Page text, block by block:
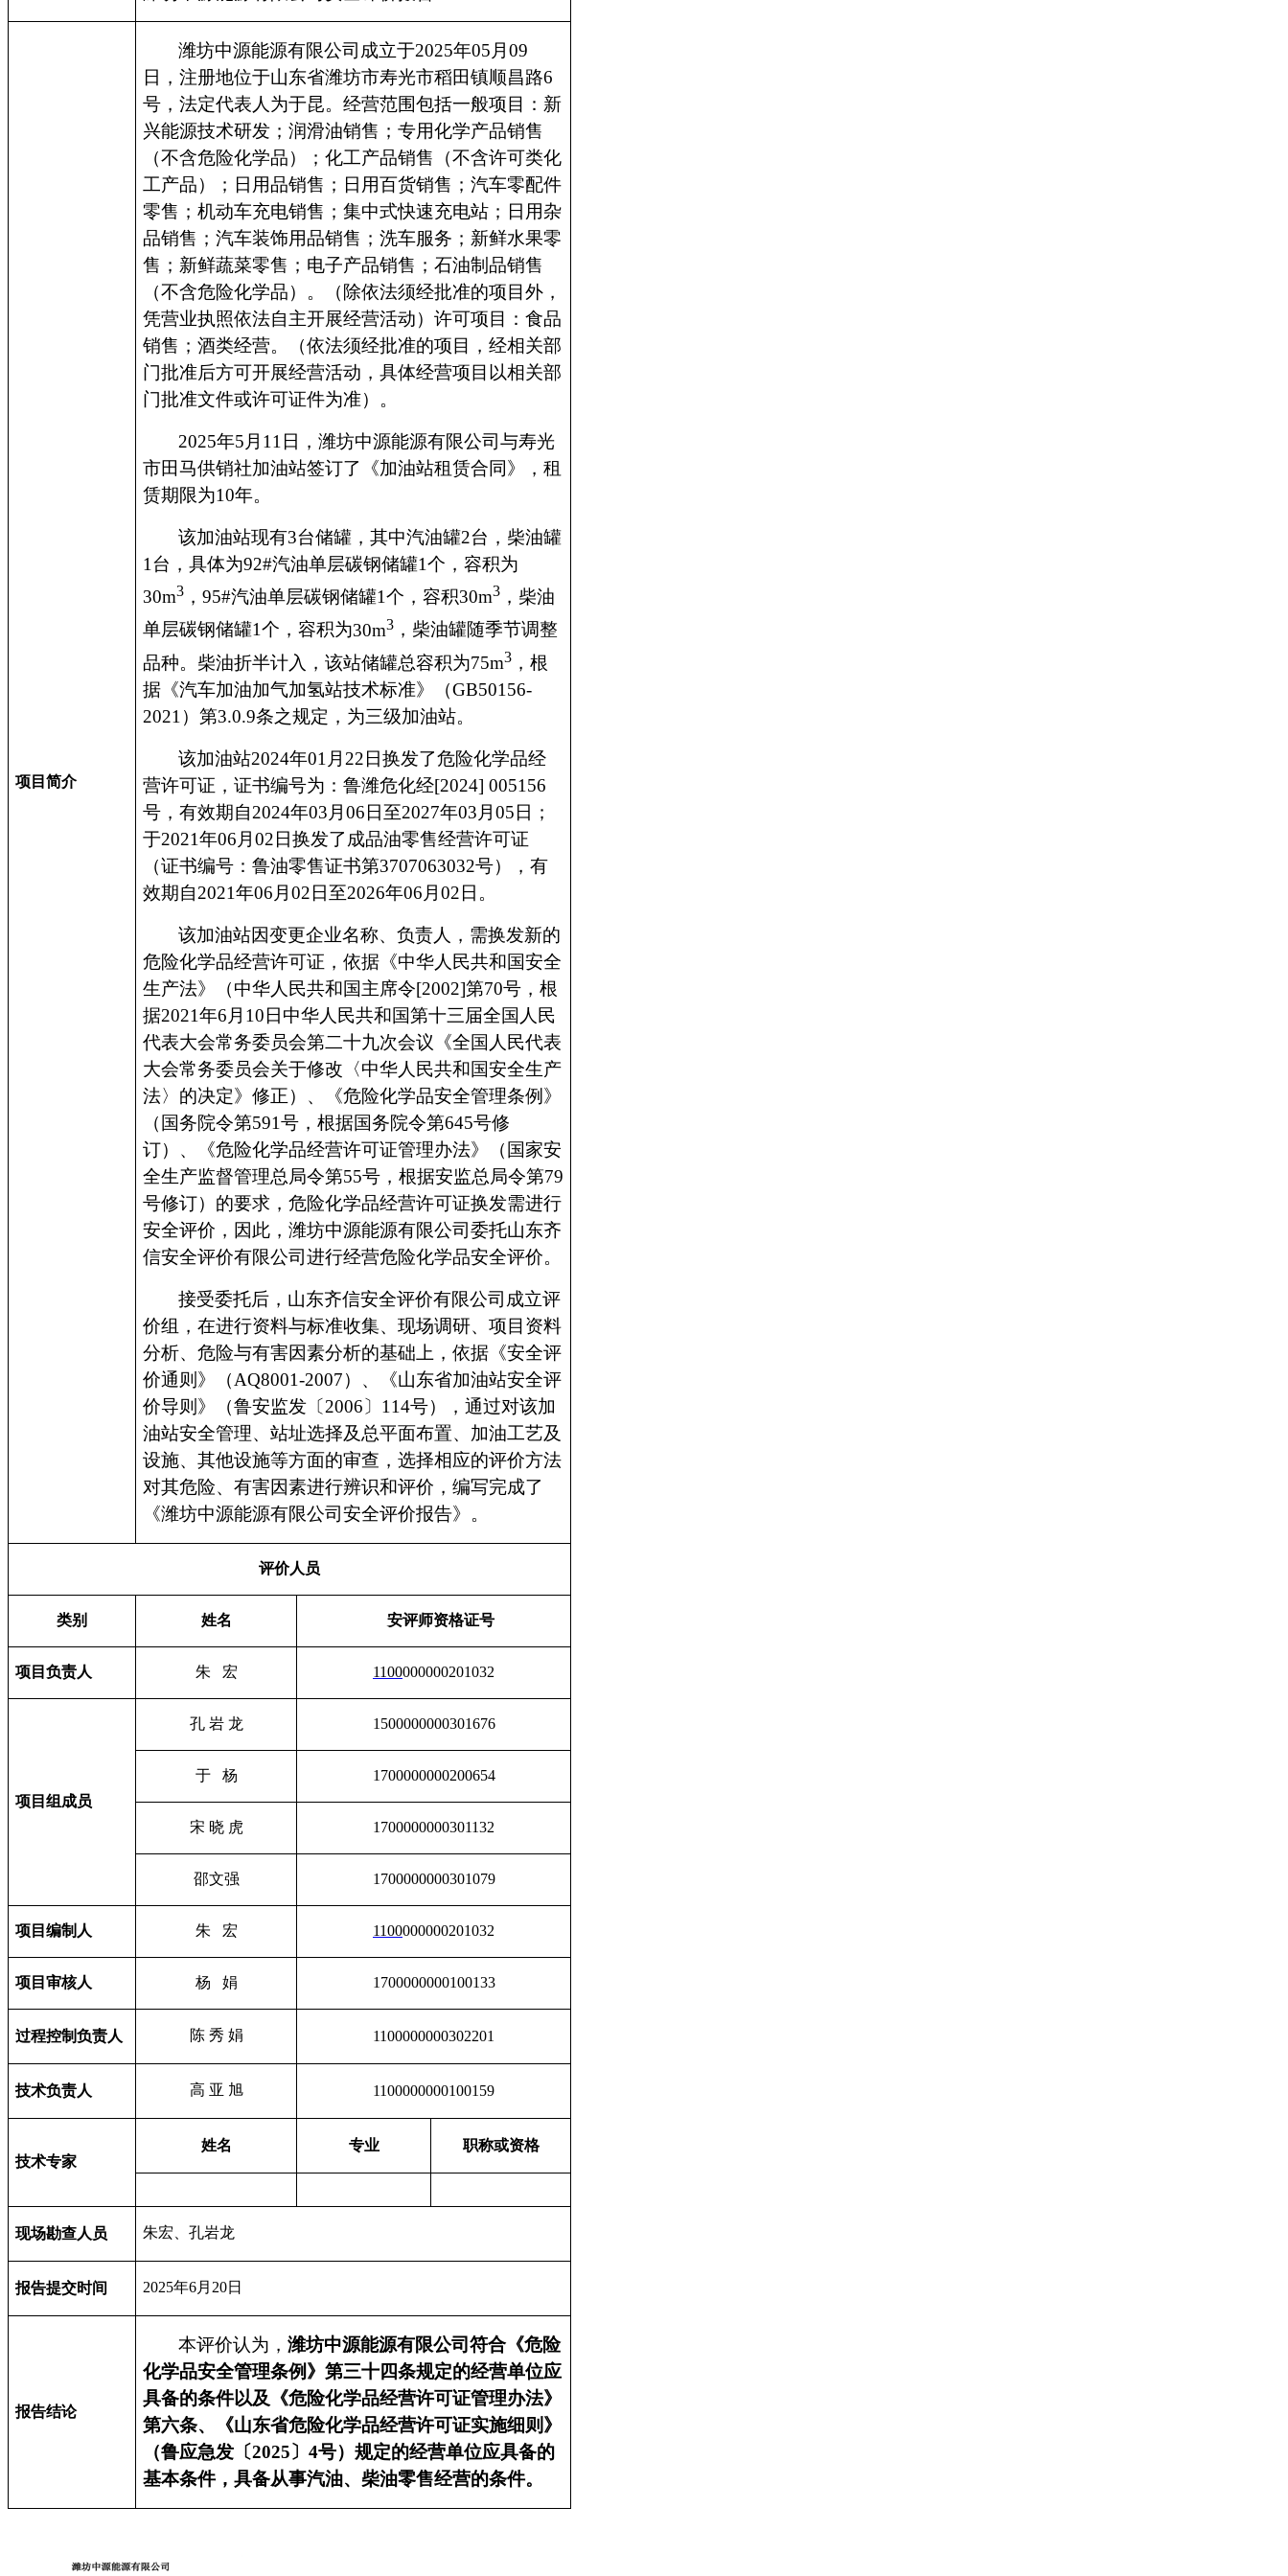
项目简介
潍坊中源能源有限公司成立于2025年05 月 09
日，注册地位于山东省潍坊市寿光市稻田镇顺昌路6
号，法定代表人为于昆。经营范围包括一般项目：新
兴能源技术研发；润滑油销售；专用化学产品销售
（不含危险化学品）；化工产品销售（不含许可类化
工产品）；日用品销售；日用百货销售；汽车零配件
零售；机动车充电销售；集中式快速充电站；日用杂
品销售；汽车装饰用品销售；洗车服务；新鲜水果零
售；新鲜蔬菜零售；电子产品销售；石油制品销售
（不含危险化学品）。（除依法须经批准的项目外，
凭营业执照依法自主开展经营活动）许可项目：食品
销售；酒类经营。（依法须经批准的项目，经相关部
门批准后方可开展经营活动，具体经营项目以相关部
门批准文件或许可证件为准）。
2025年5 月 11 日，潍坊中源能源有限公司与寿光
市田马供销社加油站签订了《加油站租赁合同》，租
赁期限为10年。
该加油站现有3台储罐，其中汽油罐2台，柴油罐
1 台，具体为92#汽油单层碳钢储罐1个，容积为
30m3 ， 95#汽油单层碳钢储罐1个，容积30m3 ，柴油
单层碳钢储罐1个，容积为30m3 ，柴油罐随季节调整
品种。柴油折半计入，该站储罐总容积为75m3 ，根
据《汽车加油加气加氢站技术标准》（GB50156-
2021 ）第3.0.9条之规定，为三级加油站。
该加油站2024年01 月 22 日换发了危险化学品经
营许可证，证书编号为：鲁潍危化经[2024] 005156
号，有效期自2024年03 月 06 日至2027年03 月 05 日；
于2021年06 月 02 日换发了成品油零售经营许可证
（证书编号：鲁油零售证书第3707063032号），有
效期自2021年06 月 02 日至2026年06 月 02 日。
该加油站因变更企业名称、负责人，需换发新的
危险化学品经营许可证，依据《中华人民共和国安全
生产法》（中华人民共和国主席令[2002]第70号，根
据2021年6 月 10 日中华人民共和国第十三届全国人民
代表大会常务委员会第二十九次会议《全国人民代表
大会常务委员会关于修改〈中华人民共和国安全生产
法〉的决定》修正）、《危险化学品安全管理条例》
（国务院令第591号，根据国务院令第645号修
订）、《危险化学品经营许可证管理办法》（国家安
全生产监督管理总局令第55号，根据安监总局令第79
号修订）的要求，危险化学品经营许可证换发需进行
安全评价，因此，潍坊中源能源有限公司委托山东齐
信安全评价有限公司进行经营危险化学品安全评价。
接受委托后，山东齐信安全评价有限公司成立评
价组，在进行资料与标准收集、现场调研、项目资料
分析、危险与有害因素分析的基础上，依据《安全评
价通则》（AQ8001-2007）、《山东省加油站安全评
价导则》（鲁安监发〔 2006 〕 114号），通过对该加
油站安全管理、站址选择及总平面布置、加油工艺及
设施、其他设施等方面的审查，选择相应的评价方法
对其危险、有害因素进行辨识和评价，编写完成了
《潍坊中源能源有限公司安全评价报告》。
评价人员
类别 姓名 安评师资格证号
项目负责人 朱 宏 1100000000201032
项目组成员
孔 岩 龙 1500000000301676
于 杨 1700000000200654
宋 晓 虎 1700000000301132
邵文强 1700000000301079
项目编制人 朱 宏 1100000000201032
项目审核人 杨 娟 1700000000100133
过程控制负责人 陈 秀 娟 1100000000302201
技术负责人 高 亚 旭 1100000000100159
技术专家
姓名 专业 职称或资格
现场勘查人员 朱宏、孔岩龙
报告提交时间 2025年6月 20日
报告结论
本评价认为， 潍坊中源能源有限公司符合《危险
化学品安全管理条例》第三十四条规定的经营单位应
具备的条件以及《危险化学品经营许可证管理办法》
第六条、《山东省危险化学品经营许可证实施细则》
（鲁应急发〔2025 〕 4号）规定的经营单位应具备的
基本条件，具备从事汽油、柴油零售经营的条件。